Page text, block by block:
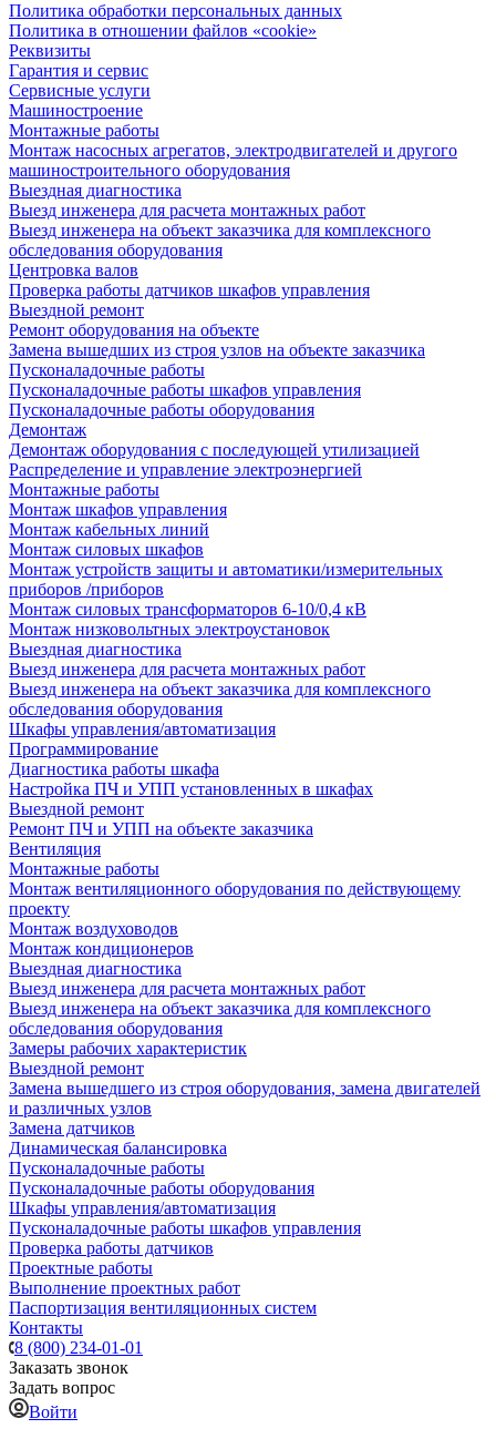
Политика обработки персональных данных
Политика в отношении файлов «cookie»
Реквизиты
Гарантия и сервис
Сервисные услуги
Машиностроение
Монтажные работы
Монтаж насосных агрегатов, электродвигателей и другого
машиностроительного оборудования
Выездная диагностика
Выезд инженера для расчета монтажных работ
Выезд инженера на объект заказчика для комплексного
обследования оборудования
Центровка валов
Проверка работы датчиков шкафов управления
Выездной ремонт
Ремонт оборудования на объекте
Замена вышедших из строя узлов на объекте заказчика
Пусконаладочные работы
Пусконаладочные работы шкафов управления
Пусконаладочные работы оборудования
Демонтаж
Демонтаж оборудования с последующей утилизацией
Распределение и управление электроэнергией
Монтажные работы
Монтаж шкафов управления
Монтаж кабельных линий
Монтаж силовых шкафов
Монтаж устройств защиты и автоматики/измерительных
приборов /приборов
Монтаж силовых трансформаторов 6-10/0,4 кВ
Монтаж низковольтных электроустановок
Выездная диагностика
Выезд инженера для расчета монтажных работ
Выезд инженера на объект заказчика для комплексного
обследования оборудования
Шкафы управления/автоматизация
Программирование
Диагностика работы шкафа
Настройка ПЧ и УПП установленных в шкафах
Выездной ремонт
Ремонт ПЧ и УПП на объекте заказчика
Вентиляция
Монтажные работы
Монтаж вентиляционного оборудования по действующему
проекту
Монтаж воздуховодов
Монтаж кондиционеров
Выездная диагностика
Выезд инженера для расчета монтажных работ
Выезд инженера на объект заказчика для комплексного
обследования оборудования
Замеры рабочих характеристик
Выездной ремонт
Замена вышедшего из строя оборудования, замена двигателей
и различных узлов
Замена датчиков
Динамическая балансировка
Пусконаладочные работы
Пусконаладочные работы оборудования
Шкафы управления/автоматизация
Пусконаладочные работы шкафов управления
Проверка работы датчиков
Проектные работы
Выполнение проектных работ
Паспортизация вентиляционных систем
Контакты
8 (800) 234-01-01
Заказать звонок
Задать вопрос
Войти